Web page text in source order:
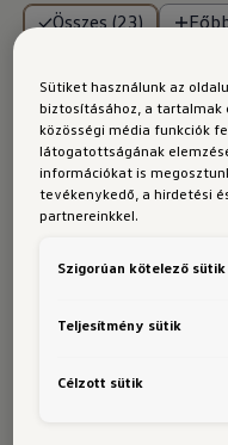
Összes (23)
Az elegáns
Sütiket használunk az
biztosításához, a tartalmak
közösségi média funkciók
látogatottságának
információkat is
tevékenykedő, a hirdetési
partnereinkkel.
Szigorúan kötelező sütik
Teljesítmény sütik
Célzott sütik